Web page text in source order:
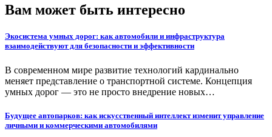
Вам может быть интересно
Экосистема умных дорог: как автомобили и инфраструктура
взаимодействуют для безопасности и эффективности
В современном мире развитие технологий кардинально
меняет представление о транспортной системе. Концепция
умных дорог — это не просто внедрение новых…
Будущее автопарков: как искусственный интеллект изменит управление
личными и коммерческими автомобилями